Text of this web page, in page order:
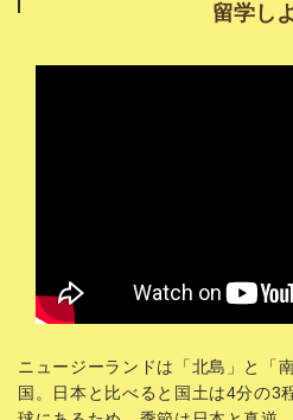
留学し
ニュージーランドは「北島」と「
国。日本と比べると国土は4分の3